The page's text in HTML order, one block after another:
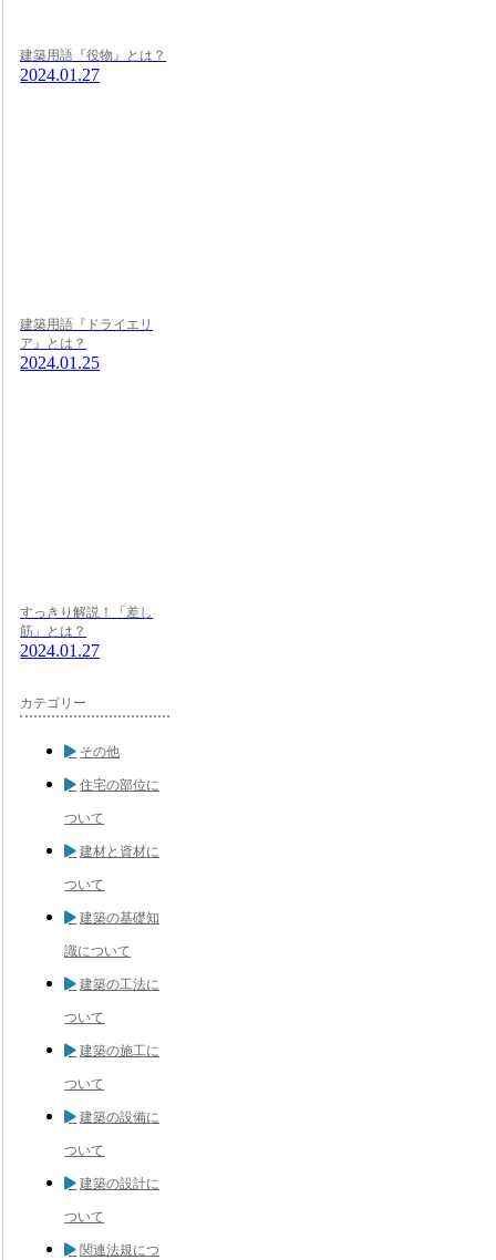
建築用語『役物』とは？
2024.01.27
建築用語『ドライエリ
ア』とは？
2024.01.25
すっきり解説！「差し
筋」とは？
2024.01.27
カテゴリー
その他
住宅の部位に
ついて
建材と資材に
ついて
建築の基礎知
識について
建築の工法に
ついて
建築の施工に
ついて
建築の設備に
ついて
建築の設計に
ついて
関連法規につ